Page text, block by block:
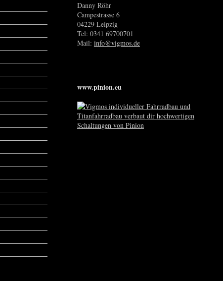
Danny Röhr
Campestrasse 6
04229 Leipzig
Tel: 0341 69700701
Mail: info@vigmos.de
www.pinion.eu